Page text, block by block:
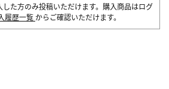
た方のみ投稿いただけます。購入商品はログ
履歴一覧 からご確認いただけます。